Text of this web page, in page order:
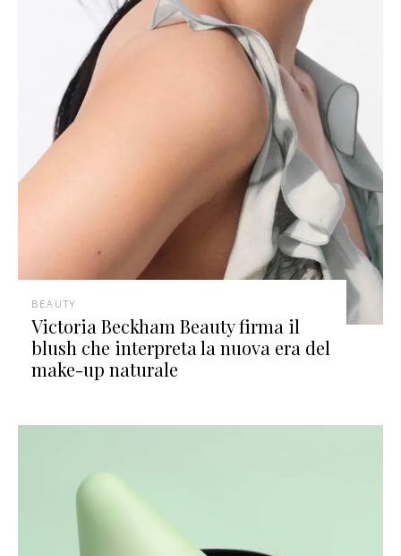
BEAUTY
Victoria Beckham Beauty firma il
blush che interpreta la nuova era del
make-up naturale